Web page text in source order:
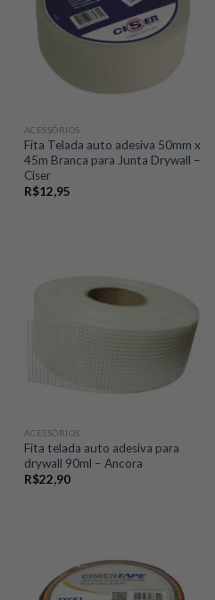
ACESSÓRIOS
Fita Telada auto adesiva 50mm x
45m Branca para Junta Drywall –
Ciser
R$12,95
ACESSÓRIOS
Fita telada auto adesiva para
drywall 90ml – Ancora
R$22,90